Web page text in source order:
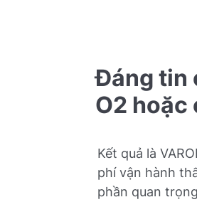
Đáng tin
O2 hoặc
Kết quả là
phí vận hành
phần quan